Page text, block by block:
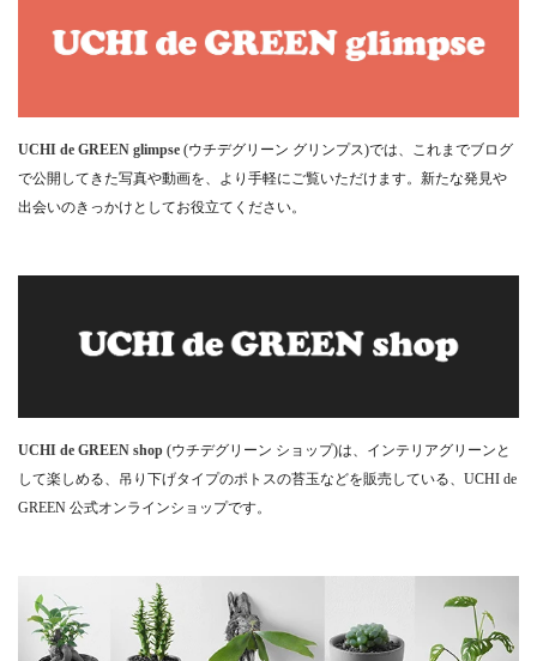
UCHI de GREEN glimpse (ウチデグリーン グリンプス)では、これまでブログ
で公開してきた写真や動画を、より手軽にご覧いただけます。新たな発見や
出会いのきっかけとしてお役立てください。
UCHI de GREEN shop (ウチデグリーン ショップ)は、インテリアグリーンと
して楽しめる、吊り下げタイプのポトスの苔玉などを販売している、UCHI de
GREEN 公式オンラインショップです。